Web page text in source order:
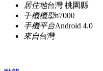
居住地台灣 桃園縣
手機機型n7000
手機平台Android 4.0
來自台灣